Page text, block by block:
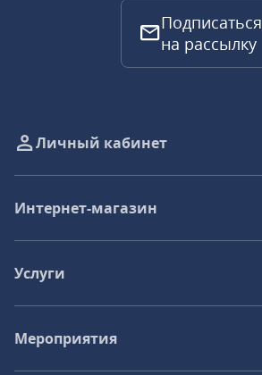
Подписаться
на рассылку
Личный кабинет
Интернет-магазин
Услуги
Мероприятия